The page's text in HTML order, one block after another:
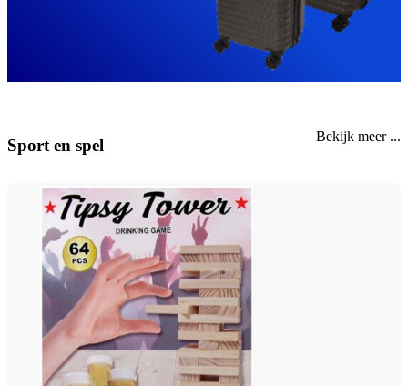
Sport en spel Bekijk meer ...